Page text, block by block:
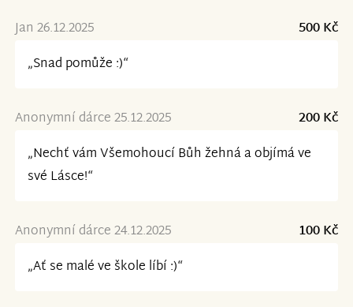
Jan 26.12.2025
500 Kč
„Snad pomůže :)“
Anonymní dárce 25.12.2025
200 Kč
„Nechť vám Všemohoucí Bůh žehná a objímá ve
své Lásce!“
Anonymní dárce 24.12.2025
100 Kč
„Ať se malé ve škole líbí :)“